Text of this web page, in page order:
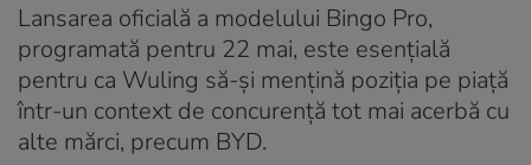
Lansarea oficială a modelului Bingo Pro,
programată pentru 22 mai, este esențială
pentru ca Wuling să-și mențină poziția pe piață
într-un context de concurență tot mai acerbă cu
alte mărci, precum BYD.